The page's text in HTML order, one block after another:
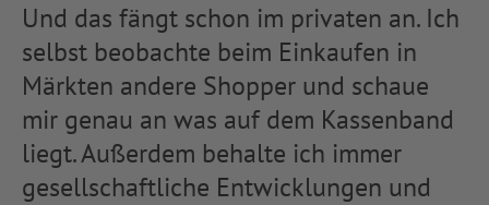
Und das fängt schon im privaten an. Ich
selbst beobachte beim Einkaufen in
Märkten andere Shopper und schaue
mir genau an was auf dem Kassenband
liegt. Außerdem behalte ich immer
gesellschaftliche Entwicklungen und